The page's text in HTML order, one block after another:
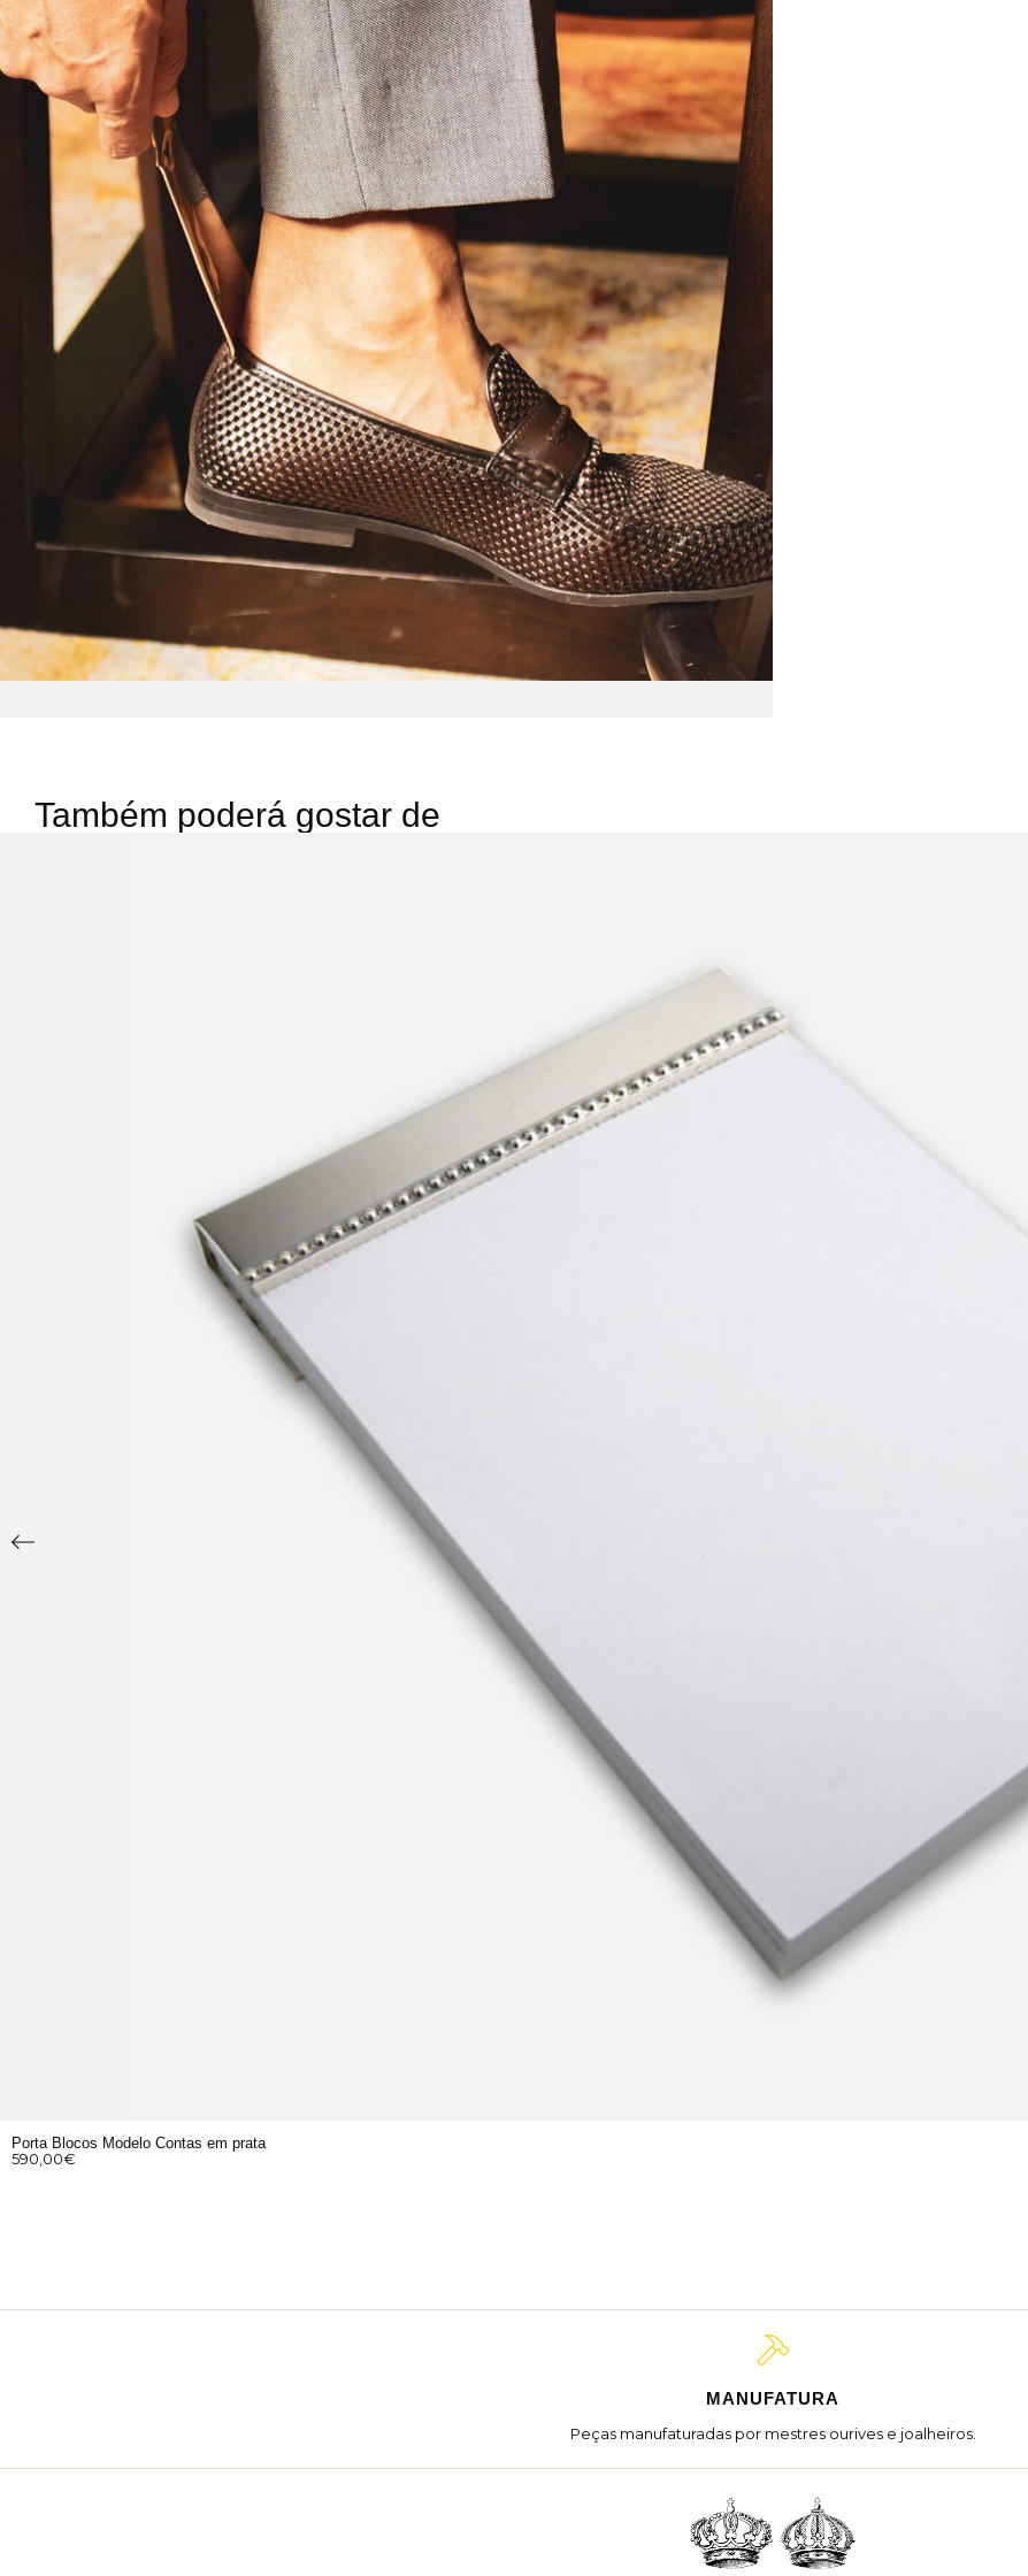
Também poderá gostar de
Porta Blocos Modelo Contas em prata
590,00€
MANUFATURA
Peças manufaturadas por mestres ourives e joalheiros.